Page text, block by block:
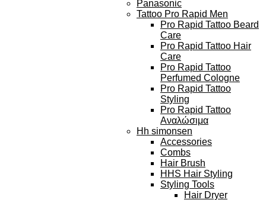
Panasonic
Tattoo Pro Rapid Men
Pro Rapid Tattoo Beard
Care
Pro Rapid Tattoo Hair
Care
Pro Rapid Tattoo
Perfumed Cologne
Pro Rapid Tattoo
Styling
Pro Rapid Tattoo
Αναλώσιμα
Hh simonsen
Accessories
Combs
Hair Brush
HHS Hair Styling
Styling Tools
Hair Dryer